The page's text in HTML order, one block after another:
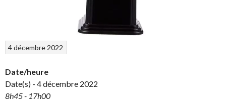
4 décembre 2022
Date/heure
Date(s) - 4 décembre 2022
8h45 - 17h00